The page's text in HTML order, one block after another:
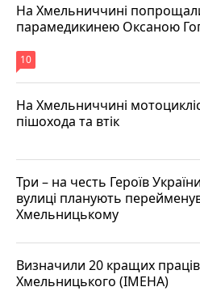
На Хмельниччині
парамедикинею Оксаною
10
На Хмельниччині
пішохода та втік
Три – на честь Героїв
вулиці планують
Хмельницькому
Визначили 20 кращих
Хмельницького (ІМЕНА)